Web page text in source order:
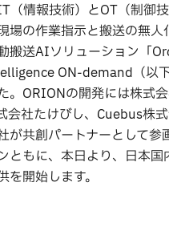
（情報技術）とOT（制御
場の作業指示と搬送の無人
搬送AIソリューション「
ON-demand（以
。ORIONの開発には株式
会社たけびし、Cuebus株
が共創パートナーとして参
ともに、本日より、日本
を開始します。